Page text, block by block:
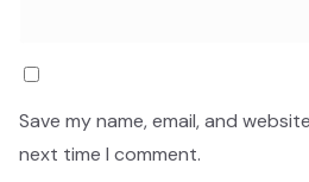
Save my name, email, and
next time I comment.